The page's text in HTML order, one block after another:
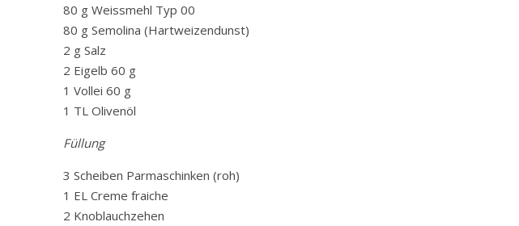
80 g Weissmehl Typ 00
80 g Semolina (Hartweizendunst)
2 g Salz
2 Eigelb 60 g
1 Vollei 60 g
1 TL Olivenöl
Füllung
3 Scheiben Parmaschinken (roh)
1 EL Creme fraiche
2 Knoblauchzehen